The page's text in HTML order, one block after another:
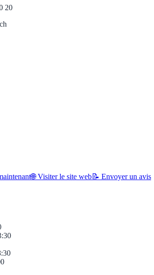
20
🌐 Visiter le site web📝 Envoyer un avis